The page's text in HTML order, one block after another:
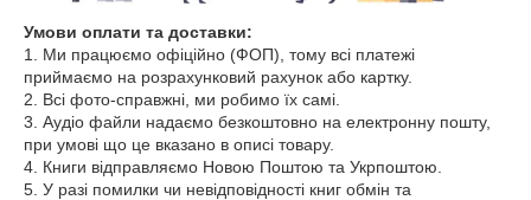
Умови оплати та доставки:
1. Ми працюємо офіційно (ФОП), тому всі платежі
приймаємо на розрахунковий рахунок або картку.
2. Всі фото-справжні, ми робимо їх самі.
3. Аудіо файли надаємо безкоштовно на електронну пошту,
при умові що це вказано в описі товару.
4. Книги відправляємо Новою Поштою та Укрпоштою.
5. У разі помилки чи невідповідності книг обмін та